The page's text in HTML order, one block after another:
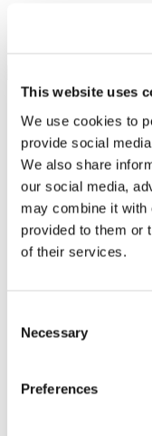
This website uses
We use cookies to
provide social
We also share
our social media,
may combine it with
provided to them or
of their services.
Selection
Necessary
Preferences
eventos